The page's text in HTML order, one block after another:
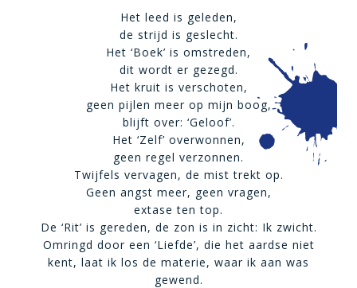
Het leed is geleden,
de strijd is geslecht.
Het ‘Boek’ is omstreden,
dit wordt er gezegd.
Het kruit is verschoten,
geen pijlen meer op mijn boog,
blijft over: ‘Geloof’.
Het ‘Zelf’ overwonnen,
geen regel verzonnen.
Twijfels vervagen, de mist trekt op.
Geen angst meer, geen vragen,
extase ten top.
De ‘Rit’ is gereden, de zon is in zicht: Ik zwicht.
Omringd door een ‘Liefde’, die het aardse niet
kent, laat ik los de materie, waar ik aan was
gewend.